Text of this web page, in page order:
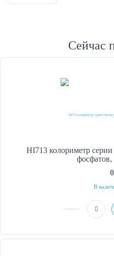
Сейчас
HI713 колориметр
фосфатов,
0
В